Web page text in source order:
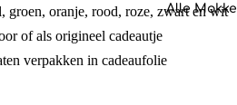
Alle
oranje, rood, roze, zwart en wit
of als origineel cadeautje
verpakken in cadeaufolie